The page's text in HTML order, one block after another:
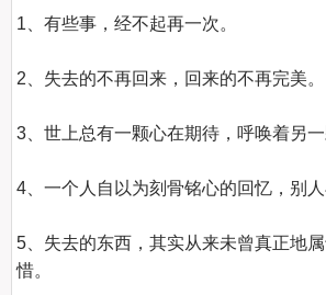
1、有些事，经不起再一次。
2、失去的不再回来，回来的不再完美。
3、世上总有一颗心在期待，呼唤着另一
4、一个人自以为刻骨铭心的回忆，别人
5、失去的东西，其实从来未曾真正地
惜。